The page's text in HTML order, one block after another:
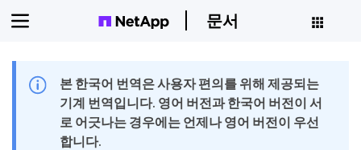
문서
본 한국어 번역은 사용자 편의를 위해 제공되는
기계 번역입니다. 영어 버전과 한국어 버전이 서
로 어긋나는 경우에는 언제나 영어 버전이 우선
합니다.